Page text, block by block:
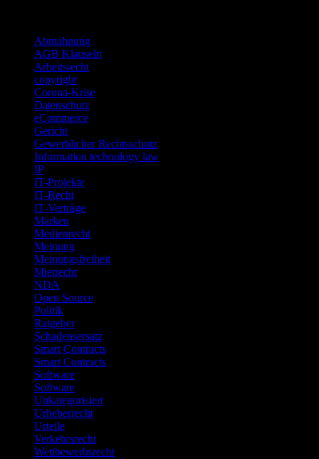
Abmahnung
AGB Klauseln
Arbeitsrecht
copyright
Corona-Krise
Datenschutz
eCommerce
Gericht
Gewerblicher Rechtsschutz
Information technology law
IP
IT-Projekte
IT-Recht
IT-Verträge
Marken
Medienrecht
Meinung
Meinungsfreiheit
Mietrecht
NDA
Open Source
Politik
Ratgeber
Schadensersatz
Smart Contracts
Smart Contracts
Software
Software
Unkategorisiert
Urheberrecht
Urteile
Verkehrsrecht
Wettbewerbsrecht